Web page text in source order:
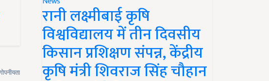
रानी लक्ष्मीबाई कृषि
विश्वविद्यालय में तीन दिवसीय
किसान प्रशिक्षण संपन्न, केंद्रीय
कृषि मंत्री शिवराज सिंह चौहान